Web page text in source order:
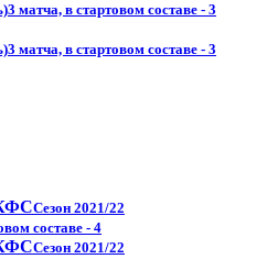
3 матча, в стартовом составе - 3
3 матча, в стартовом составе - 3
Сезон 2021/22
составе - 4
Сезон 2021/22